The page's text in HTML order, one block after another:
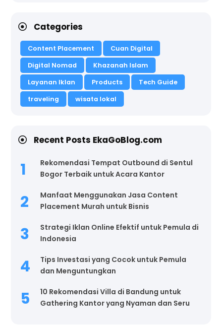
Categories
Content Placement
Cuan Digital
Digital Nomad
Khazanah Islam
Layanan Iklan
Products
Tech Guide
traveling
wisata lokal
Recent Posts EkaGoBlog.com
Rekomendasi Tempat Outbound di Sentul
Bogor Terbaik untuk Acara Kantor
Manfaat Menggunakan Jasa Content
Placement Murah untuk Bisnis
Strategi Iklan Online Efektif untuk Pemula di
Indonesia
Tips Investasi yang Cocok untuk Pemula
dan Menguntungkan
10 Rekomendasi Villa di Bandung untuk
Gathering Kantor yang Nyaman dan Seru